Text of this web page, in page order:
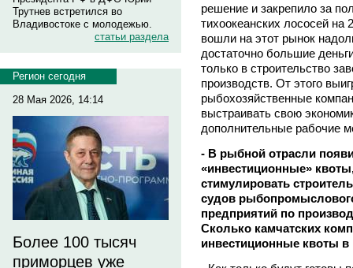
Трутнев встретился во
Владивостоке с молодежью.
статьи раздела
Регион сегодня
28 Мая 2026, 14:14
Более 100 тысяч
приморцев уже
решение и закрепило за
тихоокеанских лососей на
вошли на этот рынок
достаточно большие
только в строительство
производств. От этого
рыбохозяйственные
выстраивать свою
дополнительные рабочие
- В рыбной отрасли
«инвестиционные»
стимулировать
судов
предприятий по
Сколько камчатских
инвестиционные квоты в